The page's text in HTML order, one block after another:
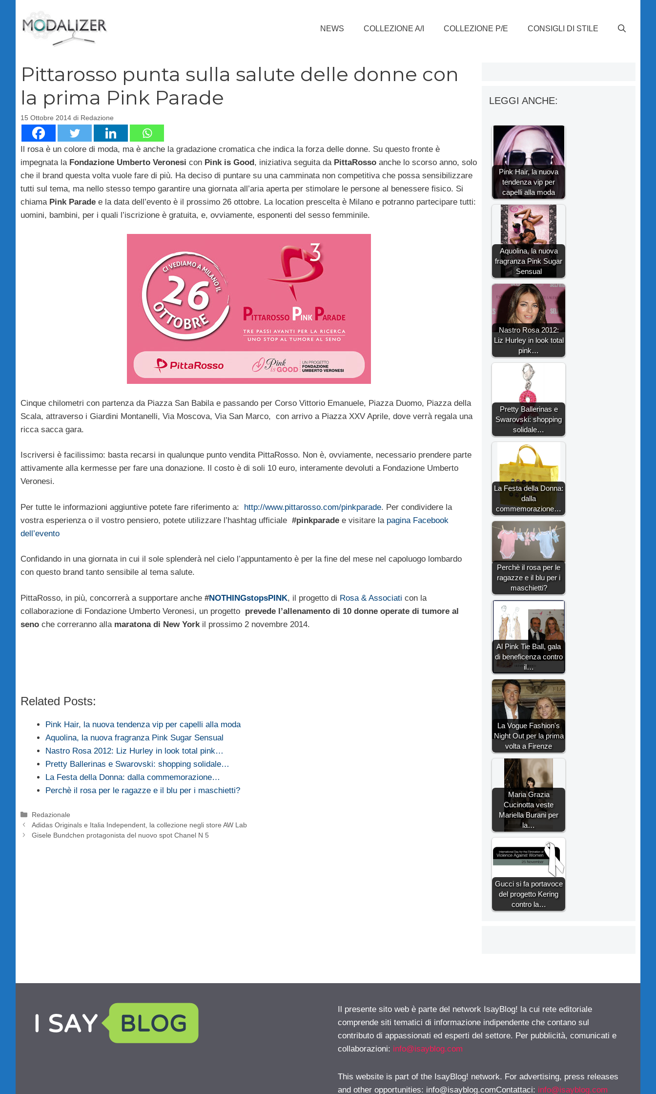
contenuto
NEWS COLLEZIONE A/I COLLEZIONE P/E CONSIGLI DI STILE
Pittarosso punta sulla salute delle donne con
la prima Pink Parade
15 Ottobre 2014 di Redazione
Il rosa è un colore di moda, ma è anche la gradazione cromatica che indica la forza delle donne. Su questo fronte è
impegnata la Fondazione Umberto Veronesi con Pink is Good, iniziativa seguita da PittaRosso anche lo scorso anno, solo
che il brand questa volta vuole fare di più. Ha deciso di puntare su una camminata non competitiva che possa sensibilizzare
tutti sul tema, ma nello stesso tempo garantire una giornata all’aria aperta per stimolare le persone al benessere fisico. Si
chiama Pink Parade e la data dell’evento è il prossimo 26 ottobre. La location prescelta è Milano e potranno partecipare tutti:
uomini, bambini, per i quali l’iscrizione è gratuita, e, ovviamente, esponenti del sesso femminile.
Cinque chilometri con partenza da Piazza San Babila e passando per Corso Vittorio Emanuele, Piazza Duomo, Piazza della
Scala, attraverso i Giardini Montanelli, Via Moscova, Via San Marco, con arrivo a Piazza XXV Aprile, dove verrà regala una
ricca sacca gara.
Iscriversi è facilissimo: basta recarsi in qualunque punto vendita PittaRosso. Non è, ovviamente, necessario prendere parte
attivamente alla kermesse per fare una donazione. Il costo è di soli 10 euro, interamente devoluti a Fondazione Umberto
Veronesi.
Per tutte le informazioni aggiuntive potete fare riferimento a: http://www.pittarosso.com/pinkparade. Per condividere la
vostra esperienza o il vostro pensiero, potete utilizzare l’hashtag ufficiale #pinkparade e visitare la pagina Facebook
dell’evento
Confidando in una giornata in cui il sole splenderà nel cielo l’appuntamento è per la fine del mese nel capoluogo lombardo
con questo brand tanto sensibile al tema salute.
PittaRosso, in più, concorrerà a supportare anche #NOTHINGstopsPINK, il progetto di Rosa & Associati con la
collaborazione di Fondazione Umberto Veronesi, un progetto prevede l’allenamento di 10 donne operate di tumore al
seno che correranno alla maratona di New Yorkil prossimo 2 novembre 2014.
Related Posts:
Pink Hair, la nuova tendenza vip per capelli alla moda
Aquolina, la nuova fragranza Pink Sugar Sensual
Nastro Rosa 2012: Liz Hurley in look total pink…
Pretty Ballerinas e Swarovski: shopping solidale…
La Festa della Donna: dalla commemorazione…
Perchè il rosa per le ragazze e il blu per i maschietti?
Categorie
Redazionale
Adidas Originals e Italia Independent, la collezione negli store AW Lab
Gisele Bundchen protagonista del nuovo spot Chanel N 5
LEGGI ANCHE:
Pink Hair, la nuova
tendenza vip per
capelli alla moda
Aquolina, la nuova
fragranza Pink Sugar
Sensual
Nastro Rosa 2012:
Liz Hurley in look total
pink…
Pretty Ballerinas e
Swarovski: shopping
solidale…
La Festa della Donna:
dalla
commemorazione…
Perchè il rosa per le
ragazze e il blu per i
maschietti?
Al Pink Tie Ball, gala
di beneficenza contro
il…
La Vogue Fashion's
Night Out per la prima
volta a Firenze
Maria Grazia
Cucinotta veste
Mariella Burani per
la…
Gucci si fa portavoce
del progetto Kering
contro la…
Il presente sito web è parte del network IsayBlog! la cui rete editoriale
comprende siti tematici di informazione indipendente che contano sul
contributo di appassionati ed esperti del settore. Per pubblicità, comunicati e
collaborazioni: info@isayblog.com
This website is part of the IsayBlog! network. For advertising, press releases
and other opportunities: info@isayblog.comContattaci: info@isayblog.com